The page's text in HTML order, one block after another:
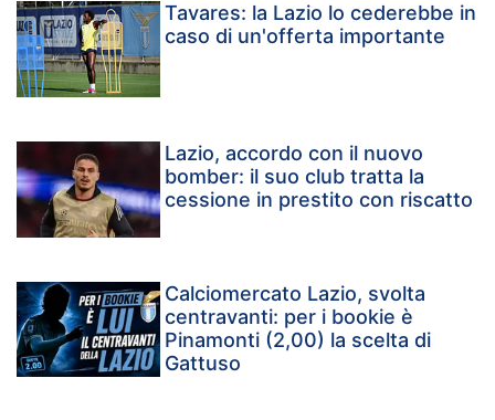
Tavares: la Lazio lo cederebbe in
caso di un'offerta importante
Lazio, accordo con il nuovo
bomber: il suo club tratta la
cessione in prestito con riscatto
Calciomercato Lazio, svolta
centravanti: per i bookie è
Pinamonti (2,00) la scelta di
Gattuso